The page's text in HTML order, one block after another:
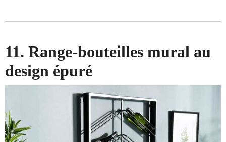
11. Range-bouteilles mural au
design épuré